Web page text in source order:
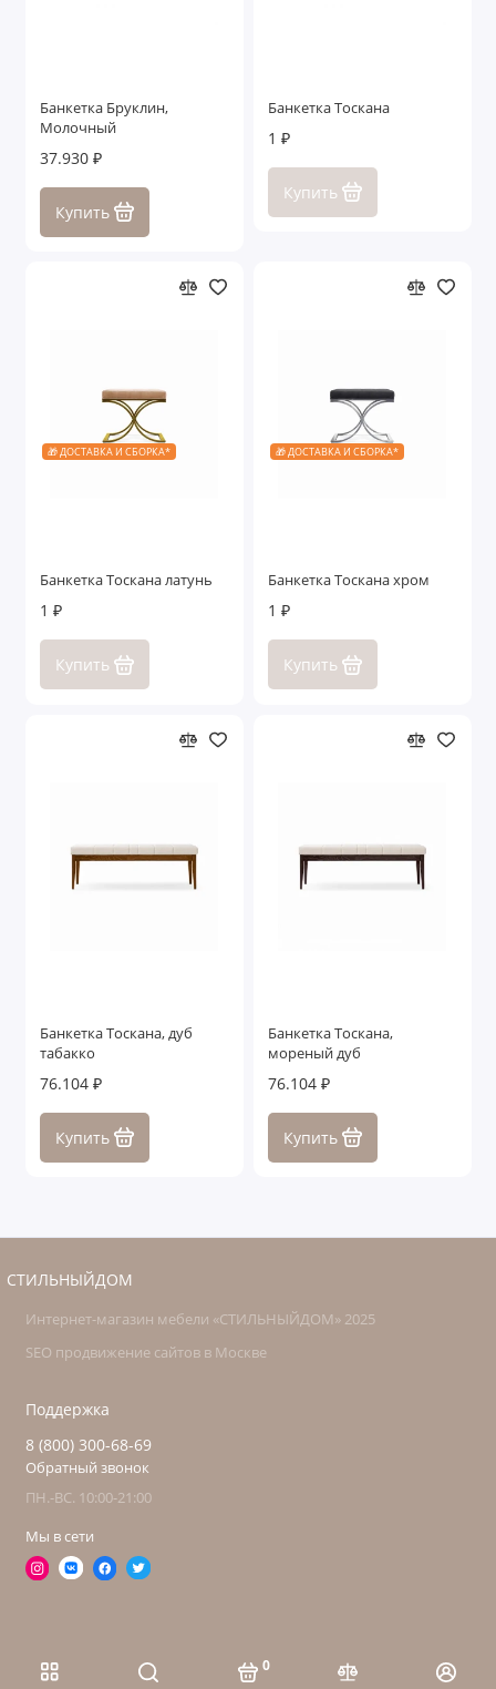
0
Банкетка Бруклин,
Молочный
37.930 ₽
Купить
Банкетка Тоскана
1 ₽
Купить
🎁 ДОСТАВКА И СБОРКА*
Банкетка Тоскана латунь
1 ₽
Купить
🎁 ДОСТАВКА И СБОРКА*
Банкетка Тоскана хром
1 ₽
Купить
Банкетка Тоскана, дуб
табакко
76.104 ₽
Купить
Банкетка Тоскана,
мореный дуб
76.104 ₽
Купить
СТИЛЬНЫЙДОМ
Интернет-магазин мебели «СТИЛЬНЫЙДОМ» 2025
SEO продвижение сайтов в Москве
Поддержка
8 (800) 300-68-69
Обратный звонок
ПН.-ВС. 10:00-21:00
Мы в сети